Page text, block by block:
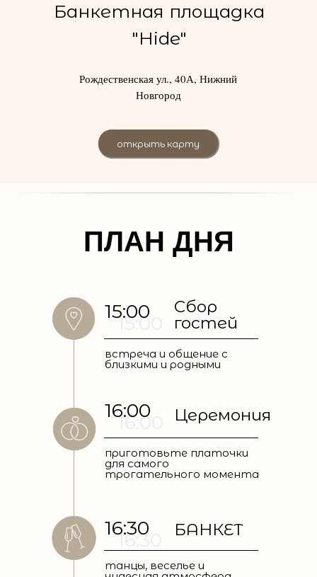
открыть карту
Банкетная площадка
"Hide"
Рождественская ул., 40А, Нижний
Новгород
15:00
ПЛАН ДНЯ
15:00
Сбор
гостей
встреча и общение с
близкими и родными
16:00
16:00 Церемония
приготовьте платочки
для самого
трогательного момента
16:30
16:30 БАНКЕТ
танцы, веселье и